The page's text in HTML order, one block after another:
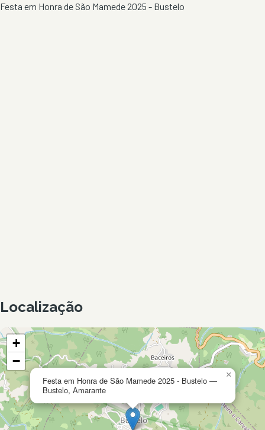
Festa em Honra de São Mamede 2025 - Bustelo
Localização
Festa em Honra de São Mamede 2025 - Bustelo —
Bustelo, Amarante
×
+
−